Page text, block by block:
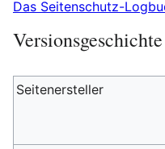
Das Seitenschutz-
Versionsgeschichte
Seitenersteller